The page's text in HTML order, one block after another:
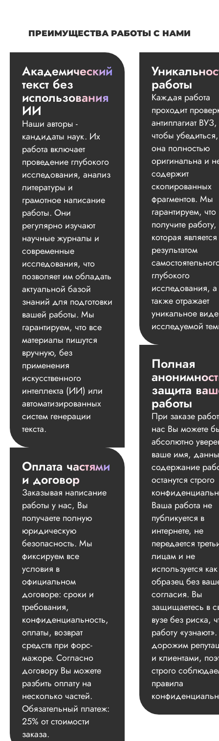
ПРЕИМУЩЕСТВА РАБОТЫ С НАМИ
Академический
текст без
использования
ИИ
Наши авторы -
кандидаты наук. Их
работа включает
проведение глубокого
исследования, анализ
литературы и
грамотное написание
работы. Они
регулярно изучают
научные журналы и
современные
исследования, что
позволяет им обладать
актуальной базой
знаний для подготовки
вашей работы. Мы
гарантируем, что все
материалы пишутся
вручную, без
применения
искусственного
интеллекта (ИИ) или
автоматизированных
систем генерации
текста.
Оплата частями
и договор
Заказывая написание
работы у нас, Вы
получаете полную
юридическую
безопасность. Мы
фиксируем все
условия в
официальном
договоре: сроки и
требования,
конфиденциальность,
оплаты, возврат
средств при форс-
мажоре. Согласно
договору Вы можете
разбить оплату на
несколько частей.
Обязательный платеж:
25% от стоимости
заказа.
работы
Каждая работа
проходит
антиплагиат ВУЗ,
чтобы
она полностью
оригинальна и
содержит
скопированных
фрагментов. Мы
гарантируем,
получите работу,
которая является
результатом
глубокого
исследования, а
также отражает
уникальное
исследуемой
Полная
защита
работы
При заказе
нас Вы можете
абсолютно
ваше имя,
содержание
останутся строго
Ваша работа не
публикуется в
интернете, не
передается
лицам и не
используется как
образец без
согласия. Вы
защищаетесь в
вузе без риска,
работу
дорожим
и клиентами,
строго
правила